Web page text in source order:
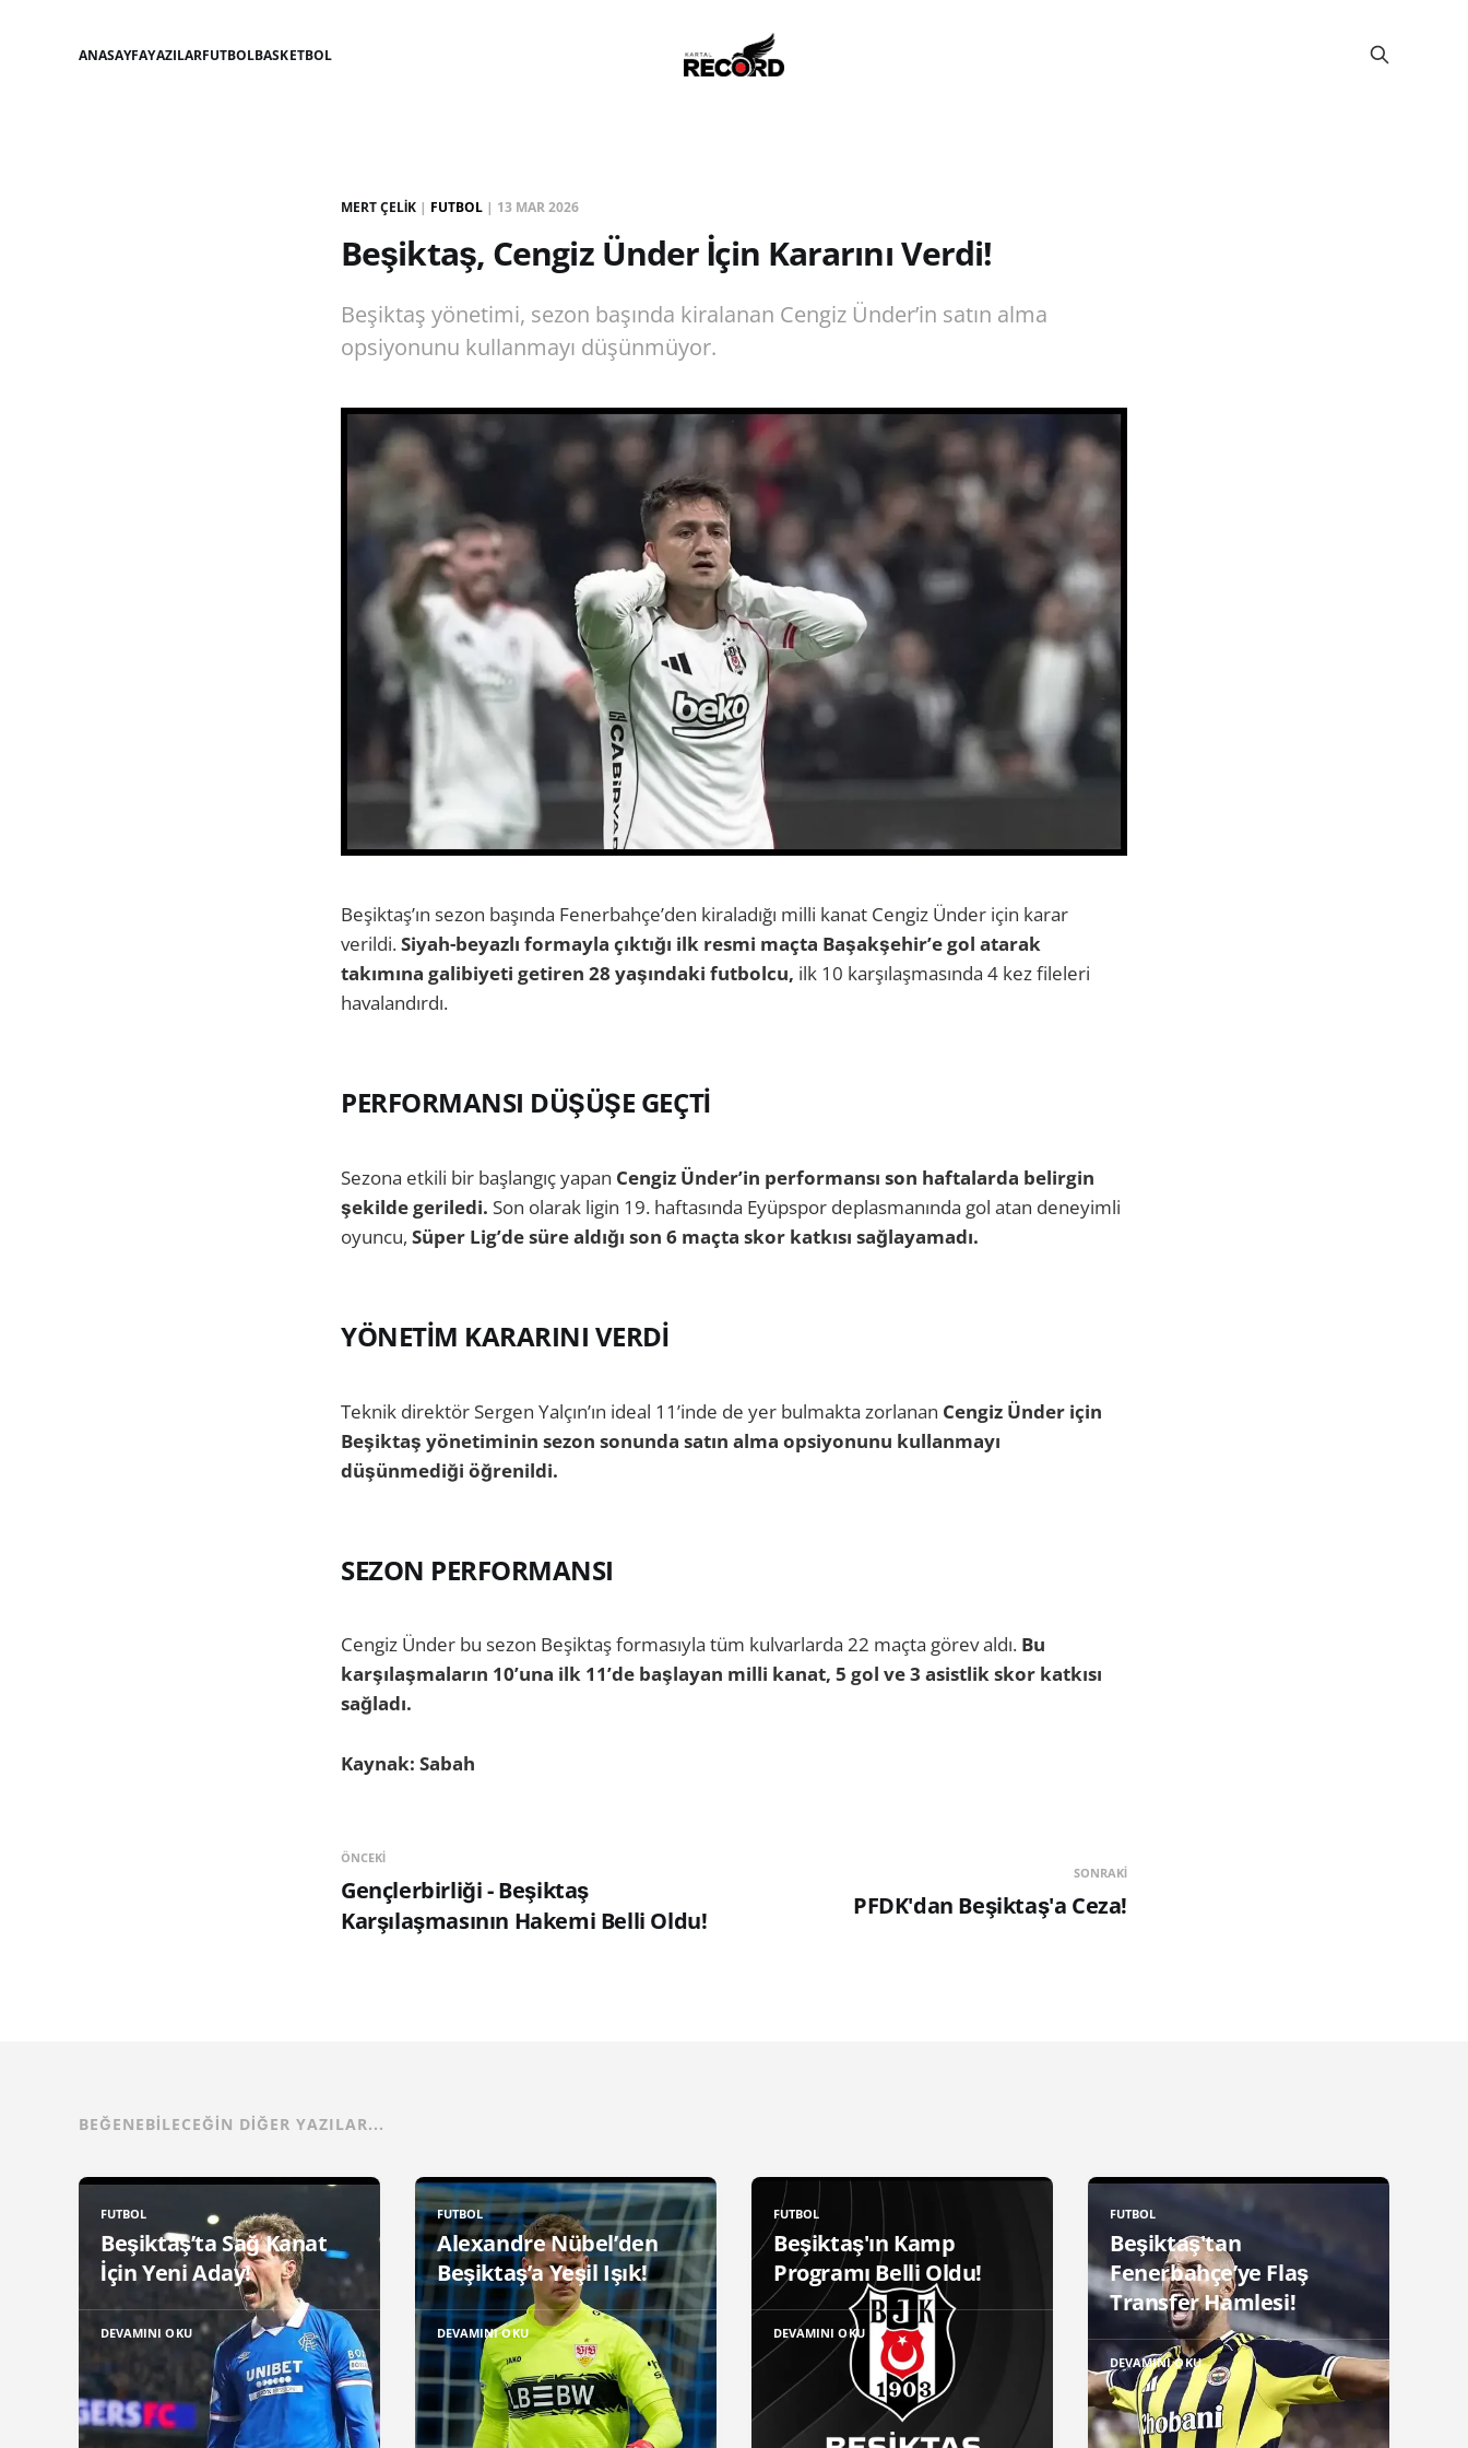
ANASAYFAYAZILARFUTBOLBASKETBOL
MERT ÇELIK | FUTBOL | 13 MAR 2026
Beşiktaş, Cengiz Ünder İçin Kararını Verdi!
Beşiktaş yönetimi, sezon başında kiralanan Cengiz Ünder’in satın alma
opsiyonunu kullanmayı düşünmüyor.
Beşiktaş’ın sezon başında Fenerbahçe’den kiraladığı milli kanat Cengiz Ünder için karar
verildi.Siyah-beyazlı formayla çıktığı ilk resmi maçta Başakşehir’e gol atarak
takımına galibiyeti getiren 28 yaşındaki futbolcu, ilk 10 karşılaşmasında 4 kez fileleri
havalandırdı.
PERFORMANSI DÜŞÜŞE GEÇTİ
Sezona etkili bir başlangıç yapan Cengiz Ünder’in performansı son haftalarda belirgin
şekilde geriledi. Son olarak ligin 19. haftasında Eyüpspor deplasmanında gol atan deneyimli
oyuncu, Süper Lig’de süre aldığı son 6 maçta skor katkısı sağlayamadı.
YÖNETİM KARARINI VERDİ
Teknik direktör Sergen Yalçın’ın ideal 11’inde de yer bulmakta zorlanan Cengiz Ünder için
Beşiktaş yönetiminin sezon sonunda satın alma opsiyonunu kullanmayı
düşünmediği öğrenildi.
SEZON PERFORMANSI
Cengiz Ünder bu sezon Beşiktaş formasıyla tüm kulvarlarda 22 maçta görev aldı. Bu
karşılaşmaların 10’una ilk 11’de başlayan milli kanat, 5 gol ve 3 asistlik skor katkısı
sağladı.
Kaynak: Sabah
ÖNCEKI
Gençlerbirliği - Beşiktaş
Karşılaşmasının Hakemi Belli Oldu!
SONRAKI
PFDK'dan Beşiktaş'a Ceza!
BEĞENEBILECEĞIN DIĞER YAZILAR...
FUTBOL
Beşiktaş’ta Sağ Kanat
İçin Yeni Aday!
DEVAMINI OKU
FUTBOL
Alexandre Nübel’den
Beşiktaş’a Yeşil Işık!
DEVAMINI OKU
FUTBOL
Beşiktaş'ın Kamp
Programı Belli Oldu!
DEVAMINI OKU
FUTBOL
Beşiktaş'tan
Fenerbahçe’ye Flaş
Transfer Hamlesi!
DEVAMINI OKU